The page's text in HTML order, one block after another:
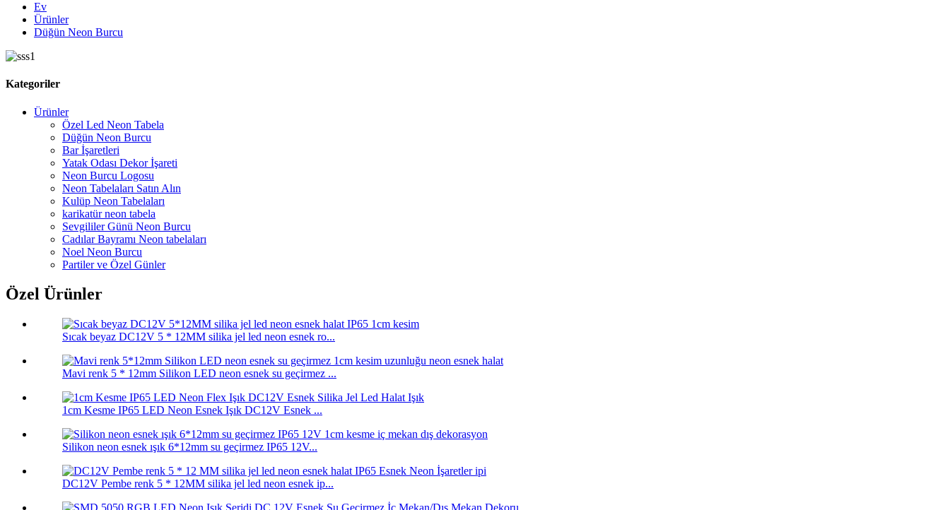
Ev
Ürünler
Düğün Neon Burcu
Kategoriler
Ürünler
Özel Led Neon Tabela
Düğün Neon Burcu
Bar İşaretleri
Yatak Odası Dekor İşareti
Neon Burcu Logosu
Neon Tabelaları Satın Alın
Kulüp Neon Tabelaları
karikatür neon tabela
Sevgililer Günü Neon Burcu
Cadılar Bayramı Neon tabelaları
Noel Neon Burcu
Partiler ve Özel Günler
Özel Ürünler
Sıcak beyaz DC12V 5 * 12MM silika jel led neon esnek ro...
Mavi renk 5 * 12mm Silikon LED neon esnek su geçirmez ...
1cm Kesme IP65 LED Neon Esnek Işık DC12V Esnek ...
Silikon neon esnek ışık 6*12mm su geçirmez IP65 12V...
DC12V Pembe renk 5 * 12MM silika jel led neon esnek ip...